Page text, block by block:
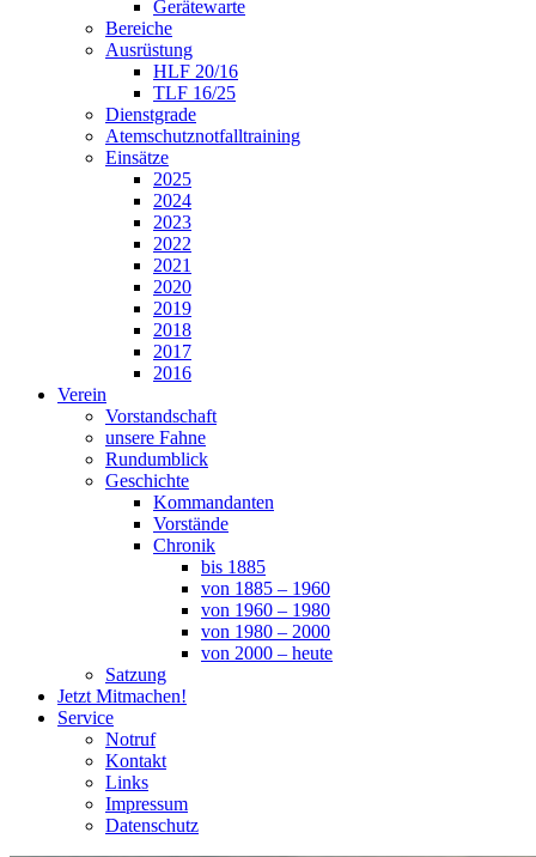
Gerätewarte
Bereiche
Ausrüstung
HLF 20/16
TLF 16/25
Dienstgrade
Atemschutznotfalltraining
Einsätze
2025
2024
2023
2022
2021
2020
2019
2018
2017
2016
Verein
Vorstandschaft
unsere Fahne
Rundumblick
Geschichte
Kommandanten
Vorstände
Chronik
bis 1885
von 1885 – 1960
von 1960 – 1980
von 1980 – 2000
von 2000 – heute
Satzung
Jetzt Mitmachen!
Service
Notruf
Kontakt
Links
Impressum
Datenschutz